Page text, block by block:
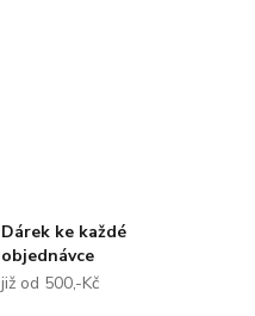
Dárek ke každé
objednávce
již od 500,-Kč